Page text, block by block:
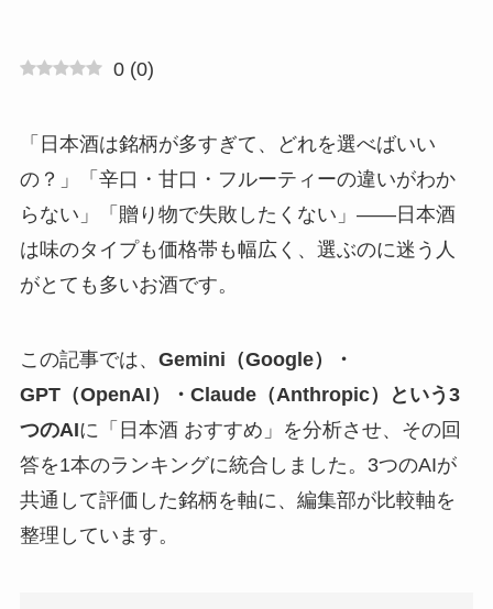
0 (0)
「日本酒は銘柄が多すぎて、どれを選べばいい
の？」「辛口・甘口・フルーティーの違いがわか
らない」「贈り物で失敗したくない」——日本酒
は味のタイプも価格帯も幅広く、選ぶのに迷う人
がとても多いお酒です。
この記事では、 Gemini（Google）・
GPT（OpenAI）・Claude（Anthropic）という3
つのAIに「日本酒 おすすめ」を分析させ、その回
答を1本のランキングに統合しました。3つのAIが
共通して評価した銘柄を軸に、編集部が比較軸を
整理しています。